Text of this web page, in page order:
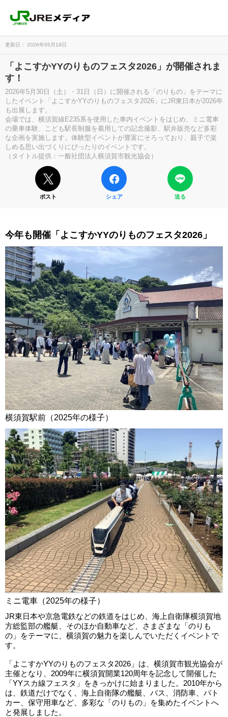
更新日： 2026年05月19日
「よこすかYYのりものフェスタ2026」が開催されま
す！
2026年5月30日（土）・31日（日）に開催される「のりもの」をテーマに
したイベント「よこすかYYのりものフェスタ2026」にJR東日本が2026年
も出展します。
会場では、横須賀線E235系を使用した車内イベントをはじめ、ミニ電車
の乗車体験、こども駅長制服を着用しての記念撮影、駅弁販売など多彩
な企画を実施します。体験型イベントが豊富にそろっており、親子で楽
しめる思い出づくりにぴったりのイベントです。
（タイトル提供：一般社団法人横須賀市観光協会）
ポスト シェア 送る
今年も開催「よこすかYYのりものフェスタ2026」
横須賀駅前（2025年の様子）
ミニ電車（2025年の様子）
JR東日本や京急電鉄などの鉄道をはじめ、海上自衛隊横須賀地
方総監部の艦艇、そのほか自動車など、さまざまな「のりも
の」をテーマに、横須賀の魅力を楽しんでいただくイベントで
す。
「よこすかYYのりものフェスタ2026」は、横須賀市観光協会が
主催となり、2009年に横須賀開業120周年を記念して開催した
「YYスカ線フェスタ」をきっかけに始まりました。2010年から
は、鉄道だけでなく、海上自衛隊の艦艇、バス、消防車、パト
カー、保守用車など、多彩な「のりもの」を集めたイベントへ
と発展しました。